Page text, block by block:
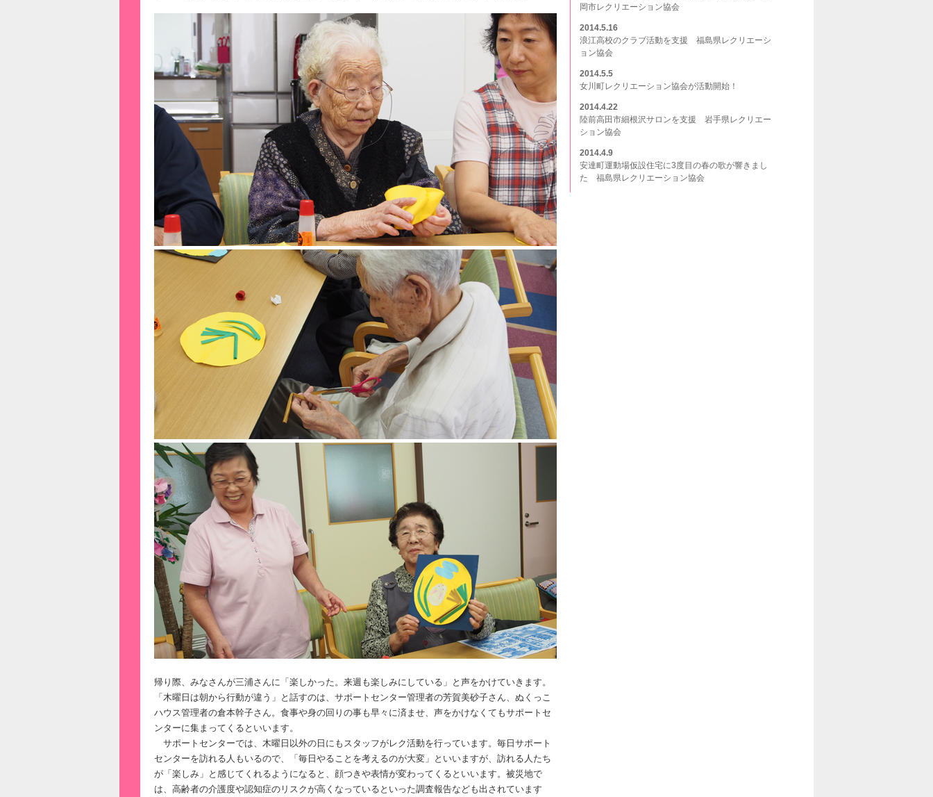
岡市レクリエーション協会
2014.5.16
浪江高校のクラブ活動を支援 福島県レクリエーシ
ョン協会
2014.5.5
女川町レクリエーション協会が活動開始！
2014.4.22
陸前高田市細根沢サロンを支援 岩手県レクリエー
ション協会
2014.4.9
安達町運動場仮設住宅に3度目の春の歌が響きまし
た 福島県レクリエーション協会
帰り際、みなさんが三浦さんに「楽しかった。来週も楽しみにしている」と声をかけていきます。
「木曜日は朝から行動が違う」と話すのは、サポートセンター管理者の芳賀美砂子さん、ぬくっこ
ハウス管理者の倉本幹子さん。食事や身の回りの事も早々に済ませ、声をかけなくてもサポートセ
ンターに集まってくるといいます。
サポートセンターでは、木曜日以外の日にもスタッフがレク活動を行っています。毎日サポート
センターを訪れる人もいるので、「毎日やることを考えるのが大変」といいますが、訪れる人たち
が「楽しみ」と感じてくれるようになると、顔つきや表情が変わってくるといいます。被災地で
は、高齢者の介護度や認知症のリスクが高くなっているといった調査報告なども出されています